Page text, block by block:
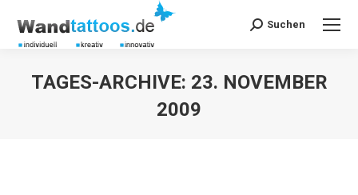
Search:
Suchen
TAGES-ARCHIVE: 23. NOVEMBER
2009